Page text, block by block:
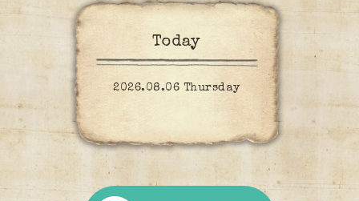
Today
2026.08.06 Thursday